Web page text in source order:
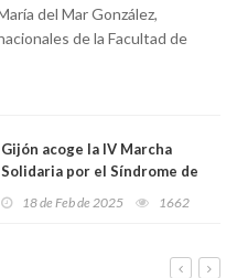
del Mar González,
de la Facultad de
Gijón acoge la IV Marcha
Solidaria por el Síndrome de
18 de Feb de 2025 1662